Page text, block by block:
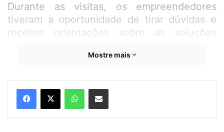
Durante as visitas, os empreendedores
tiveram a oportunidade de tirar dúvidas e
receber orientações sobre as soluções
dúvidas sobre questões financeiras,
preocuparam como empreendedora. A
presença do Sebrae aqui hoje foi
extremamente satisfatória e esclarecedora.
Mostre mais